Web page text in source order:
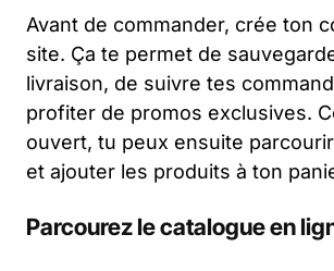
Avant de commander, crée ton
site. Ça te permet de
livraison, de suivre tes
profiter de promos exclusives.
ouvert, tu peux ensuite
et ajouter les produits à ton
Parcourez le catalogue en